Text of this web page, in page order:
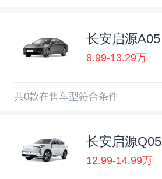
长安启源A05
8.99-13.29万
共0款在售车型符合条件
长安启源Q05
12.99-14.99万